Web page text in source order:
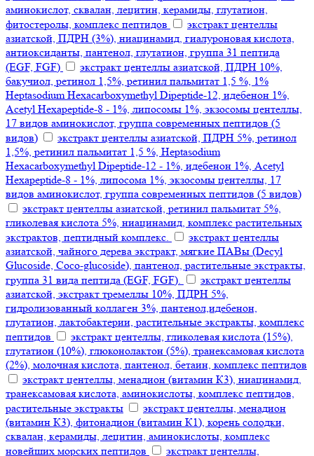
аминокислот, сквалан, лецитин, керамиды, глутатион,
фитостеролы, комплекс пептидов
экстракт центеллы
азиатской, ПДРН (3%), ниацинамид, гиалуроновая кислота,
антиоксиданты, пантенол, глутатион, группа 31 пептида
(EGF, FGF)
экстракт центеллы азиатской, ПДРН 10%,
бакучиол, ретинол 1,5%, ретинил пальмитат 1,5 %, 1%
Heptasodium Hexacarboxymethyl Dipeptide-12, идебенон 1%,
Acetyl Hexapeptide-8 - 1%, липосомы 1%, экзосомы центеллы,
17 видов аминокислот, группа современных пептидов (5
видов)
экстракт центеллы азиатской, ПДРН 5%, ретинол
1,5%, ретинил пальмитат 1,5 %, Heptasodium
Hexacarboxymethyl Dipeptide-12 - 1%, идебенон 1%, Acetyl
Hexapeptide-8 - 1%, липосома 1%, экзосомы центеллы, 17
видов аминокислот, группа современных пептидов (5 видов)
экстракт центеллы азиатской, ретинил пальмитат 5%,
гликолевая кислота 5%, ниацинамид, комплекс растительных
экстрактов, пептидный комплекс.
экстракт центеллы
азиатской, чайного дерева экстракт, мягкие ПАВы (Decyl
Glucoside, Coco-glucoside), пантенол, растительные экстракты,
группа 31 вида пептида (EGF, FGF).
экстракт центеллы
азиатской, экстракт тремеллы 10%, ПДРН 5%,
гидролизованный коллаген 3%, пантенол,идебенон,
глутатион, лактобактерии, растительные экстракты, комплекс
пептидов
экстракт центеллы, гликолевая кислота (15%),
глутатион (10%), глюконолактон (5%), транексамовая кислота
(2%), молочная кислота, пантенол, бетаин, комплекс пептидов
экстракт центеллы, менадион (витамин К3), ниацинамид,
транексамовая кислота, аминокислоты, комплекс пептидов,
растительные экстракты
экстракт центеллы, менадион
(витамин К3), фитонадион (витамин К1), корень солодки,
сквалан, керамиды, лецитин, аминокислоты, комплекс
новейших морских пептидов
экстракт центеллы,